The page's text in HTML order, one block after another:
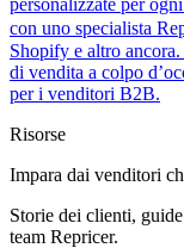
con uno specialista
Shopify e altro ancora.
di vendita a colpo
per i venditori B2B.
Risorse
Impara dai venditori
Storie dei clienti,
team Repricer.